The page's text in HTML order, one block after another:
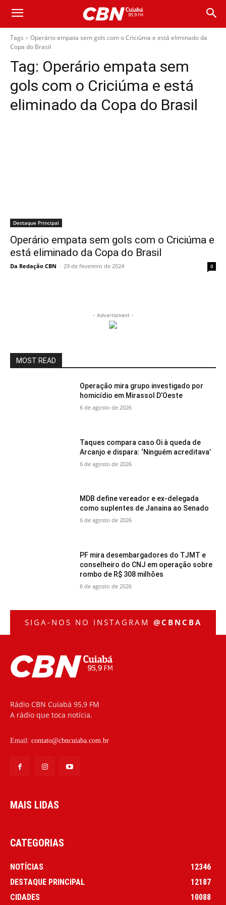
Tags
Operário empata sem gols com o Criciúma e está eliminado da
Copa do Brasil
Tag: Operário empata sem
gols com o Criciúma e está
eliminado da Copa do Brasil
Destaque Principal
Operário empata sem gols com o Criciúma e
está eliminado da Copa do Brasil
Da Redação CBN - 29 de fevereiro de 2024 0
- Advertisment -
MOST READ
Operação mira grupo investigado por
homicídio em Mirassol D’Oeste
6 de agosto de 2026
Taques compara caso Oi à queda de
Arcanjo e dispara: ‘Ninguém acreditava’
6 de agosto de 2026
MDB define vereador e ex-delegada
como suplentes de Janaina ao Senado
6 de agosto de 2026
PF mira desembargadores do TJMT e
conselheiro do CNJ em operação sobre
rombo de R$ 308 milhões
6 de agosto de 2026
SIGA-NOS NO INSTAGRAM @CBNCBA
Rádio CBN Cuiabá 95,9 FM
A rádio que toca notícia.
Email: contato@cbncuiaba.com.br
MAIS LIDAS
CATEGORIAS
NOTÍCIAS
12346
DESTAQUE PRINCIPAL
12187
CIDADES
10088